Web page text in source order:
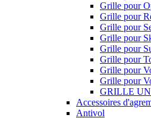
Grille pour
Grille pour
Grille pour
Grille pour
Grille pour
Grille pour
Grille pour
Grille pour
GRILLE
Accessoires
Antivol